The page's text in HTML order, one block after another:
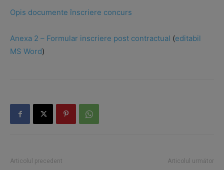
Opis documente înscriere concurs
Anexa 2 – Formular inscriere post contractual (editabil
MS Word)
Articolul precedent Articolul următor